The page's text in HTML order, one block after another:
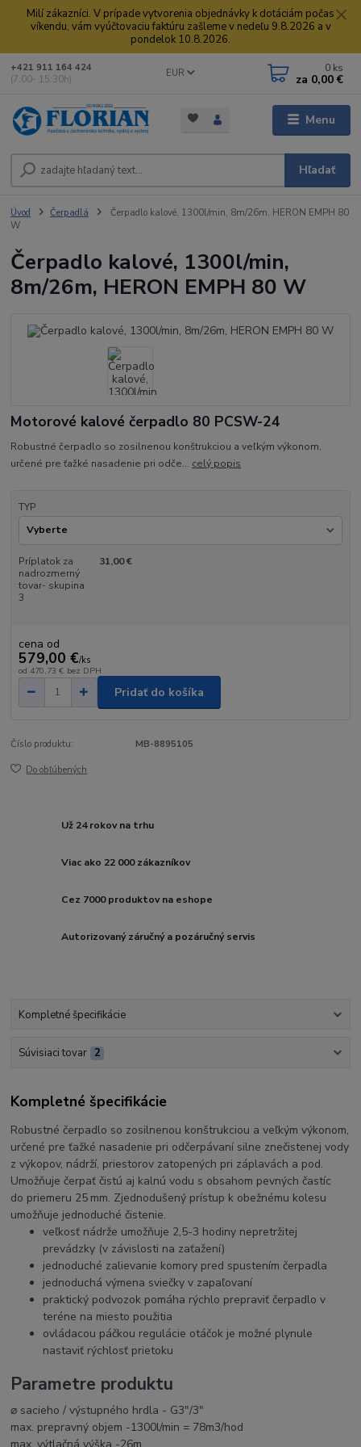
Milí zákazníci. V prípade vytvorenia objednávky k dotáciám počas
víkendu, vám vyúčtovaciu faktúru zašleme v nedeľu 9.8.2026 a v
pondelok 10.8.2026.
Menu
EUR
Hľadať
+421 911 164 424
(7:00- 15:30h)
0 ks
za 0,00 €
Úvod Čerpadlá
Čerpadlo kalové, 1300l/min, 8m/26m, HERON EMPH 80
W
Čerpadlo kalové, 1300l/min,
8m/26m, HERON EMPH 80 W
Motorové kalové čerpadlo 80 PCSW-24
Robustné čerpadlo so zosilnenou konštrukciou a veľkým výkonom,
určené pre ťažké nasadenie pri odče... celý popis
TYP
Príplatok za
nadrozmerný
tovar- skupina
3
31,00 €
cena od
579,00 €/ks
od 470,73 € bez DPH
Pridať do košíka
Číslo produktu: MB-8895105
Do obľúbených
Už 24 rokov na trhu
Viac ako 22 000 zákazníkov
Cez 7000 produktov na eshope
Autorizovaný záručný a pozáručný servis
Kompletné špecifikácie
Súvisiaci tovar 2
Kompletné špecifikácie
Robustné čerpadlo so zosilnenou konštrukciou a veľkým výkonom,
určené pre ťažké nasadenie pri odčerpávaní silne znečistenej vody
z výkopov, nádrží, priestorov zatopených pri záplavách a pod.
Umožňuje čerpať čistú aj kalnú vodu s obsahom pevných častíc
do priemeru 25 mm. Zjednodušený prístup k obežnému kolesu
umožňuje jednoduché čistenie.
veľkosť nádrže umožňuje 2,5-3 hodiny nepretržitej
prevádzky (v závislosti na zaťažení)
jednoduché zalievanie komory pred spustením čerpadla
jednoduchá výmena sviečky v zapaľovaní
praktický podvozok pomáha rýchlo prepraviť čerpadlo v
teréne na miesto použitia
ovládacou páčkou regulácie otáčok je možné plynule
nastaviť rýchlosť prietoku
Parametre produktu
⌀ sacieho / výstupného hrdla - G3"/3"
max. prepravný objem -1300l/min = 78m3/hod
max. výtlačná výška -26m